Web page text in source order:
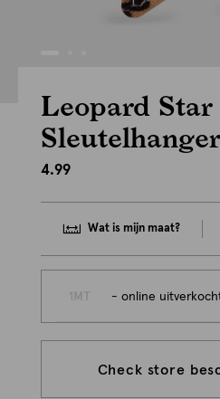
Leopard Star
4.99
Wat is mijn maat?
- online uitverkocht, check
Check store